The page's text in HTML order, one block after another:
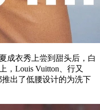
衣秀上尝到甜头后，白
，Louis Vuitton、行又
推出了低腰设计的为洗下